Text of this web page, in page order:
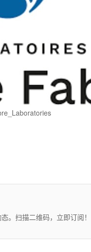
。扫描二维码，立即订阅！